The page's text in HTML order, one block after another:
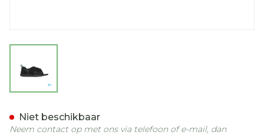
Niet beschikbaar
Neem contact op met ons via telefoon of e-mail, dan